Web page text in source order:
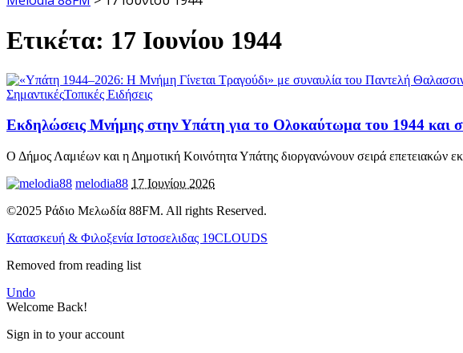
Ετικέτα: 17 Ιουνίου 1944
ΣημαντικέςΤοπικές Ειδήσεις
Εκδηλώσεις Μνήμης στην Υπάτη για το Ολοκαύτωμα του 1944 και
Ο Δήμος Λαμιέων και η Δημοτική Κοινότητα Υπάτης διοργανώνουν σειρά επετειακών
melodia88 17 Ιουνίου 2026
©2025 Ράδιο Μελωδία 88FM. All rights Reserved.
Κατασκευή & Φιλοξενία Ιστοσελιδας 19CLOUDS
Removed from reading list
Undo
Welcome Back!
Sign in to your account